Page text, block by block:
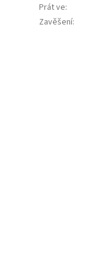
Prát ve:
Zavěšení: